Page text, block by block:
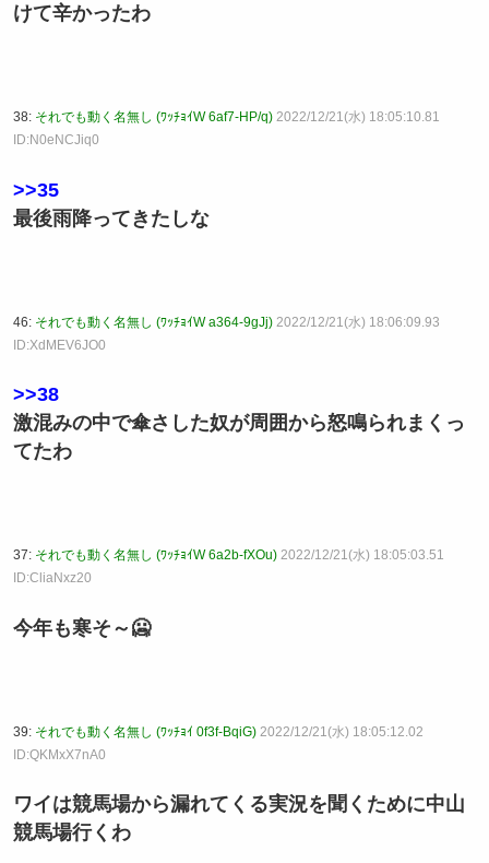
けて辛かったわ
38: それでも動く名無し (ﾜｯﾁｮｲW 6af7-HP/q) 2022/12/21(水) 18:05:10.81
ID:N0eNCJiq0
>>35
最後雨降ってきたしな
46: それでも動く名無し (ﾜｯﾁｮｲW a364-9gJj) 2022/12/21(水) 18:06:09.93
ID:XdMEV6JO0
>>38
激混みの中で傘さした奴が周囲から怒鳴られまくっ
てたわ
37: それでも動く名無し (ﾜｯﾁｮｲW 6a2b-fXOu) 2022/12/21(水) 18:05:03.51
ID:CliaNxz20
今年も寒そ～🥶
39: それでも動く名無し (ﾜｯﾁｮｲ 0f3f-BqiG) 2022/12/21(水) 18:05:12.02
ID:QKMxX7nA0
ワイは競馬場から漏れてくる実況を聞くために中山
競馬場行くわ